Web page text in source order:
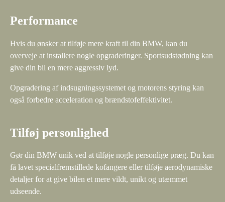
Performance
Hvis du ønsker at tilføje mere kraft til din BMW, kan du
overveje at installere nogle opgraderinger. Sportsudstødning kan
give din bil en mere aggressiv lyd.
Opgradering af indsugningssystemet og motorens styring kan
også forbedre acceleration og brændstofeffektivitet.
Tilføj personlighed
Gør din BMW unik ved at tilføje nogle personlige præg. Du kan
få lavet specialfremstillede kofangere eller tilføje aerodynamiske
detaljer for at give bilen et mere vildt, unikt og utæmmet
udseende.